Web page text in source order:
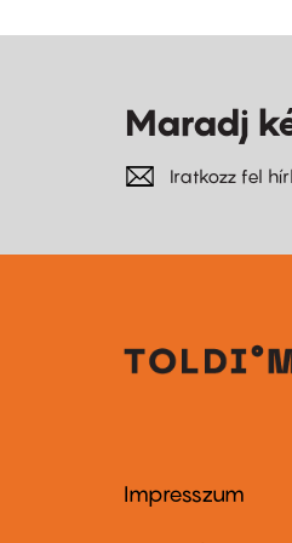
Maradj
Iratkozz fel
Footer
Impresszum